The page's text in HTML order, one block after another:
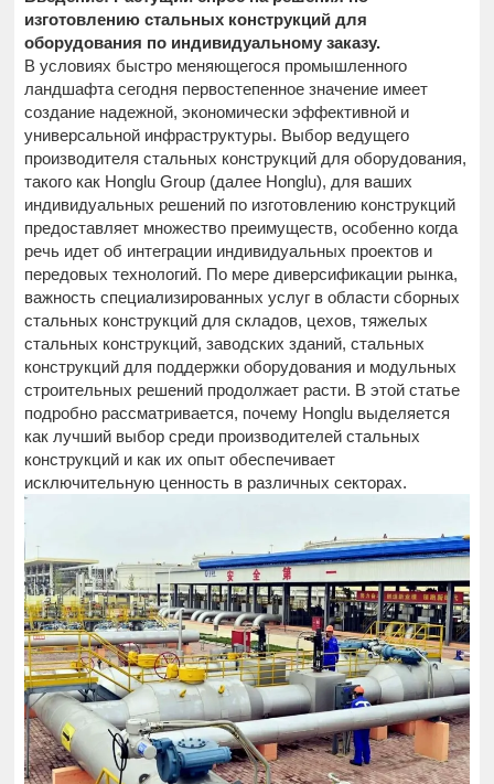
изготовлению стальных конструкций для
оборудования по индивидуальному заказу.
В условиях быстро меняющегося промышленного
ландшафта сегодня первостепенное значение имеет
создание надежной, экономически эффективной и
универсальной инфраструктуры. Выбор ведущего
производителя стальных конструкций для оборудования,
такого как Honglu Group (далее Honglu), для ваших
индивидуальных решений по изготовлению конструкций
предоставляет множество преимуществ, особенно когда
речь идет об интеграции индивидуальных проектов и
передовых технологий. По мере диверсификации рынка,
важность специализированных услуг в области сборных
стальных конструкций для складов, цехов, тяжелых
стальных конструкций, заводских зданий, стальных
конструкций для поддержки оборудования и модульных
строительных решений продолжает расти. В этой статье
подробно рассматривается, почему Honglu выделяется
как лучший выбор среди производителей стальных
конструкций и как их опыт обеспечивает
исключительную ценность в различных секторах.